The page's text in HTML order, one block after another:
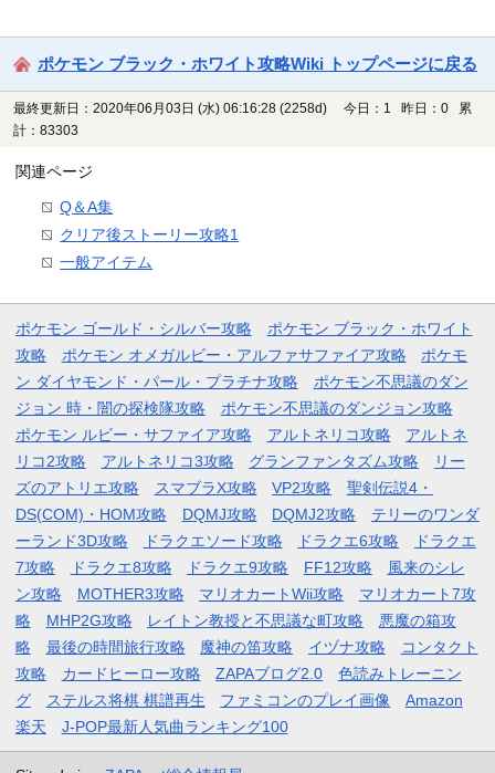
ポケモン ブラック・ホワイト攻略Wiki トップページに戻る
最終更新日：2020年06月03日 (水) 06:16:28 (2258d)
今日：1 昨日：0 累
計：83303
関連ページ
Q＆A集
クリア後ストーリー攻略1
一般アイテム
ポケモン ゴールド・シルバー攻略
ポケモン ブラック・ホワイト
攻略
ポケモン オメガルビー・アルファサファイア攻略
ポケモ
ン ダイヤモンド・パール・プラチナ攻略
ポケモン不思議のダン
ジョン 時・闇の探検隊攻略
ポケモン不思議のダンジョン攻略
ポケモン ルビー・サファイア攻略
アルトネリコ攻略
アルトネ
リコ2攻略
アルトネリコ3攻略 グランファンタズム攻略
リー
ズのアトリエ攻略
スマブラX攻略 VP2攻略
聖剣伝説4・
DS(COM)・HOM攻略
DQMJ攻略 DQMJ2攻略
テリーのワンダ
ーランド3D攻略
ドラクエソード攻略 ドラクエ6攻略
ドラクエ
7攻略
ドラクエ8攻略 ドラクエ9攻略 FF12攻略
風来のシレ
ン攻略
MOTHER3攻略 マリオカートWii攻略
マリオカート7攻
略
MHP2G攻略 レイトン教授と不思議な町攻略
悪魔の箱攻
略
最後の時間旅行攻略 魔神の笛攻略 イヅナ攻略
コンタクト
攻略
カードヒーロー攻略 ZAPAブログ2.0
色読みトレーニン
グ
ステルス将棋 棋譜再生 ファミコンのプレイ画像
Amazon
楽天
J-POP最新人気曲ランキング100